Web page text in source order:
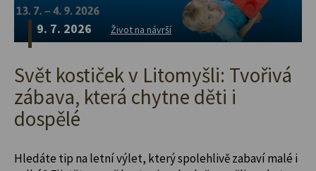
9. 7. 2026 Život na návrší
Svět kostiček v Litomyšli: Tvořivá
zábava, která chytne děti i
dospělé
Hledáte tip na letní výlet, který spolehlivě zabaví malé i